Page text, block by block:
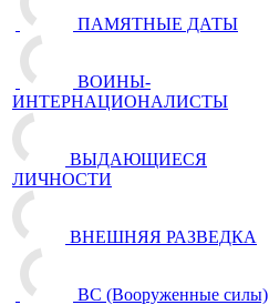
ПАМЯТНЫЕ ДАТЫ
ВОИНЫ-
ИНТЕРНАЦИОНАЛИСТЫ
ВЫДАЮЩИЕСЯ
ЛИЧНОСТИ
ВНЕШНЯЯ РАЗВЕДКА
ВС (Вооруженные силы)